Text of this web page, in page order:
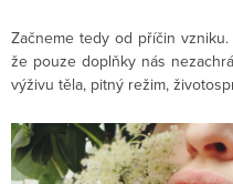
Začneme tedy od příčin
že pouze doplňky nás
výživu těla, pitný režim,